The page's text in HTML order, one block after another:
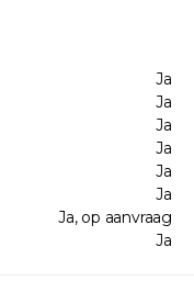
Ja
Ja
Ja
Ja
Ja
Ja
Ja, op aanvraag
Ja